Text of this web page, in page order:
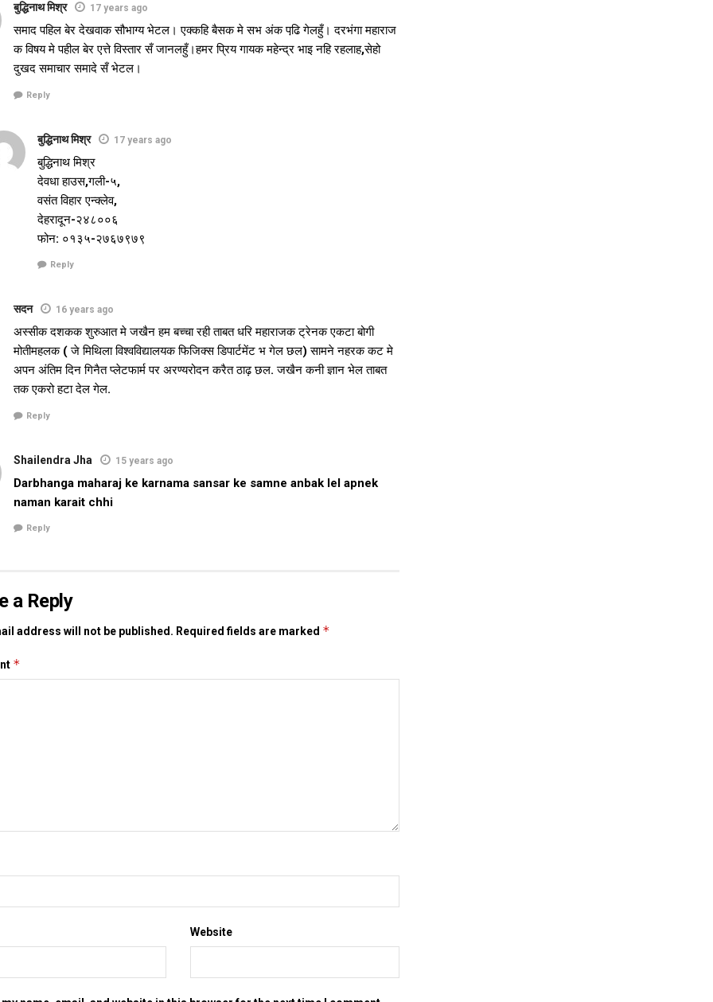
बुद्धिनाथ मिश्र 17 years ago
समाद पहिल बेर देखवाक सौभाग्य भेटल। एक्कहि बैसक मे सभ अंक पढि़ गेलहुँ। दरभंगा महाराज
क विषय मे पहील बेर एत्ते विस्तार सँ जानलहुँ।हमर प्रिय गायक महेन्द्र भाइ नहि रहलाह,सेहो
दुखद समाचार समादे सँ भेटल।
Reply
बुद्धिनाथ मिश्र 17 years ago
बुद्धिनाथ मिश्र
देवधा हाउस,गली-५,
वसंत विहार एन्क्लेव,
देहरादून-२४८००६
फोन: ०१३५-२७६७९७९
Reply
सदन 16 years ago
अस्सीक दशकक शुरुआत मे जखैन हम बच्चा रही ताबत धरि महाराजक ट्रेनक एकटा बोगी
मोतीमहलक ( जे मिथिला विश्वविद्यालयक फिजिक्स डिपार्टमेंट भ गेल छल) सामने नहरक कट मे
अपन अंतिम दिन गिनैत प्लेटफार्म पर अरण्यरोदन करैत ठाढ़ छल. जखैन कनी ज्ञान भेल ताबत
तक एकरो हटा देल गेल.
Reply
Shailendra Jha 15 years ago
Darbhanga maharaj ke karnama sansar ke samne anbak lel apnek
naman karait chhi
Reply
a Reply
address will not be published. Required fields are marked *
*
Website